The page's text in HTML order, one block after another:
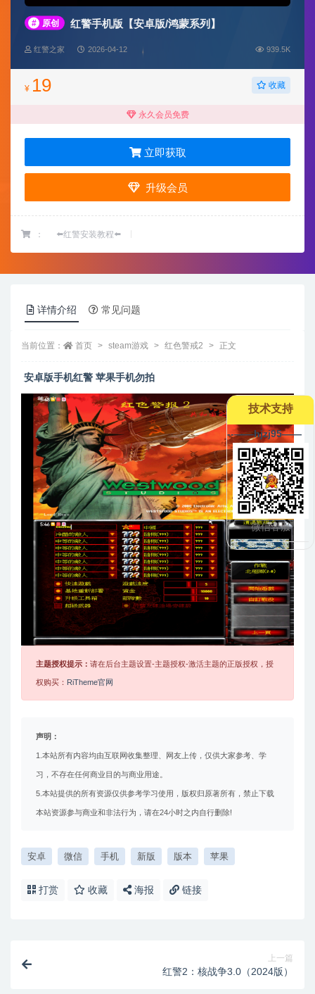
# 原创 红警手机版【安卓版/鸿蒙系列】
红警之家 2026-04-12 939.5K
¥ 19 收藏
永久会员免费
立即获取
升级会员
： ⬅️红警安装教程⬅️
详情介绍 常见问题
当前位置： 首页 steam游戏 红色警戒2 正文
安卓版手机红警 苹果手机勿拍
主题授权提示： 请在后台主题设置-主题授权-激活主题的正版授权，授
权购买： RiTheme官网
声明：
1.本站所有内容均由互联网收集整理、网友上传，仅供大家参考、学
习，不存在任何商业目的与商业用途。
5.本站提供的所有资源仅供参考学习使用，版权归原著所有，禁止下载
本站资源参与商业和非法行为，请在24小时之内自行删除!
安卓 微信 手机 新版 版本 苹果
打赏 收藏 海报 链接
上一篇
红警2：核战争3.0（2024版）
技术支持
--——hjzj95——
微信客服